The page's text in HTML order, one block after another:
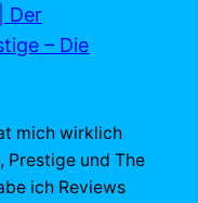
Der
– Die
mich wirklich
und The
ich Reviews